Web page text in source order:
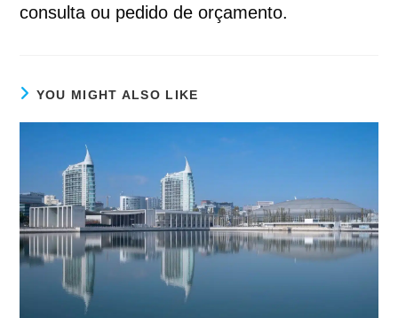
consulta ou pedido de orçamento.
YOU MIGHT ALSO LIKE